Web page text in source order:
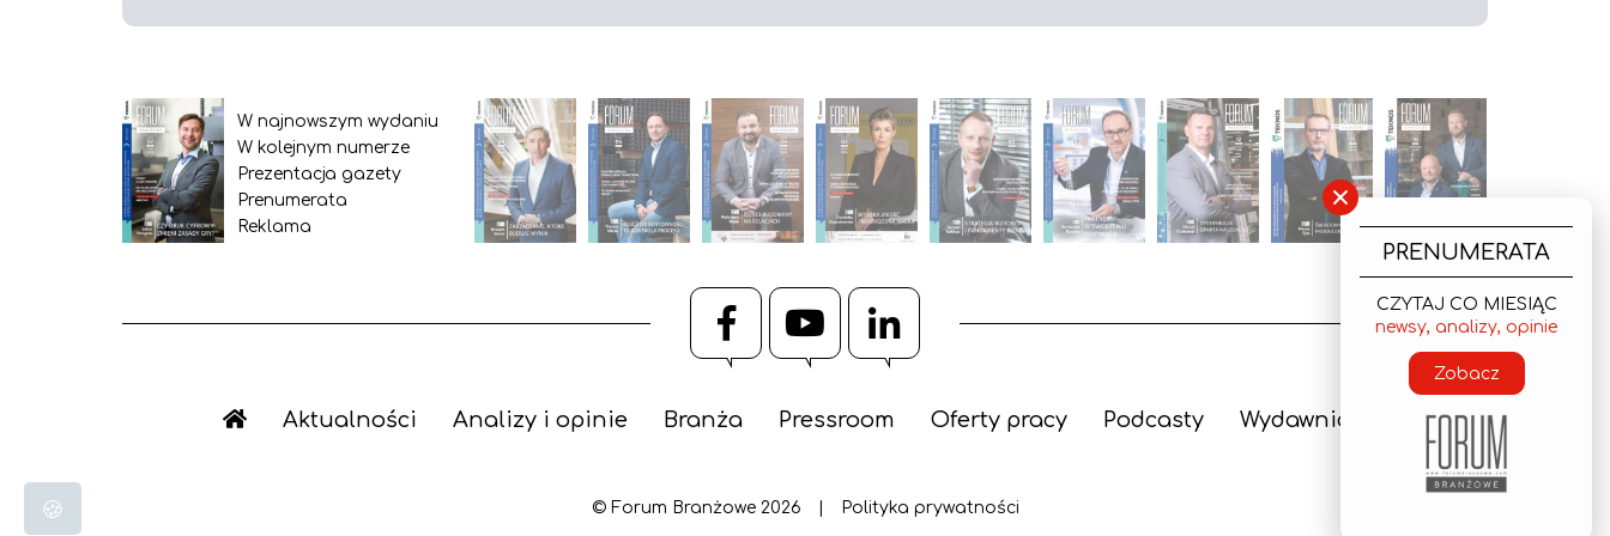
W najnowszym wydaniu
W kolejnym numerze
Prezentacja gazety
Prenumerata
Reklama
FacebookYouTube
LinkedIn
Aktualności Analizy i opinie Branża Pressroom Oferty pracy Podcasty Wydawnictwo
© Forum Branżowe 2026 | Polityka prywatności
×
PRENUMERATA
CZYTAJ CO MIESIĄC
newsy, analizy, opinie
Zobacz
🍪